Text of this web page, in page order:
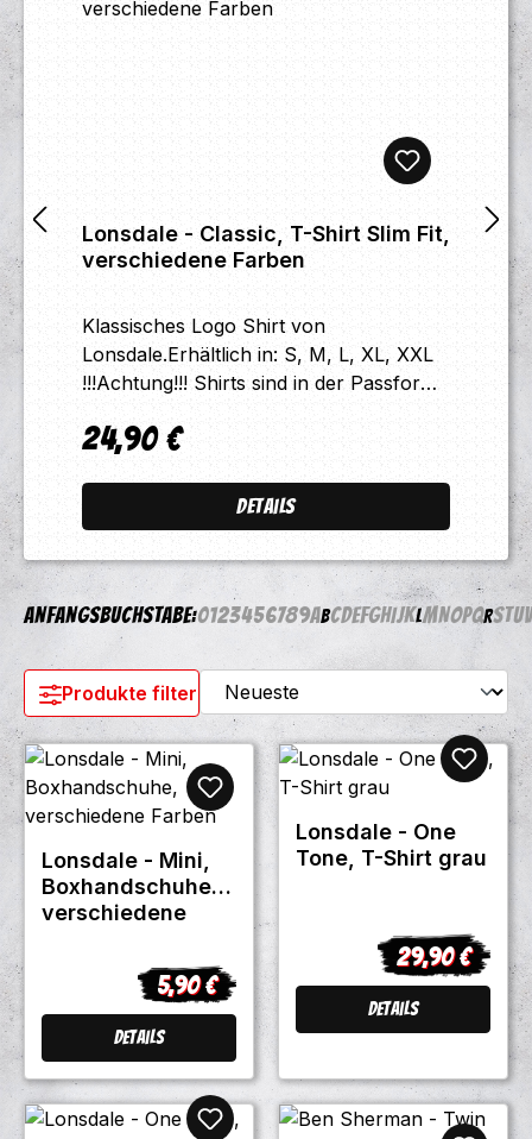
Lonsdale - Classic, T-Shirt Slim Fit,
verschiedene Farben
Klassisches Logo Shirt von
Lonsdale.Erhältlich in: S, M, L, XL, XXL
!!!Achtung!!! Shirts sind in der Passform
größer bestellen wie bei normalen
Regulärer Preis:
24,90 €
Details
Anfangsbuchstabe:0123456789ABCDEFGHIJKLMNOPQRSTU
Produkte filtern
Lonsdale - Mini,
Boxhandschuhe,
verschiedene
Regulärer Preis:
5,90 €
Details
Lonsdale - One
Tone, T-Shirt grau
Regulärer
29,90 €
Details